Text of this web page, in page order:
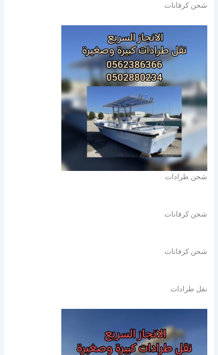
شحن كرفانات
شحن طرادات
شحن كرفانات
شحن كرفانات
نقل طرادات